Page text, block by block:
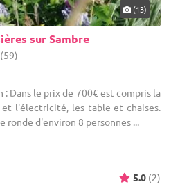
(13)
sur Sambre
Dans le prix de 700€ est compris la
l'électricité, les table et chaises.
d'environ 8 personnes ...
5.0 (2)